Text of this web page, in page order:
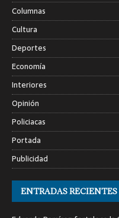
Columnas
Cultura
Deportes
Economía
Interiores
Opinión
Policiacas
Portada
Publicidad
ENTRADAS RECIENTES